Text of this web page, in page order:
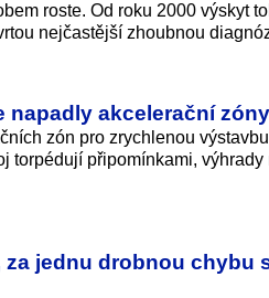
roste. Od roku 2000 výskyt
nejčastější zhoubnou
napadly akcelerační zóny
zón pro zrychlenou výstavbu
torpédují připomínkami, výhrady
jednu drobnou chybu